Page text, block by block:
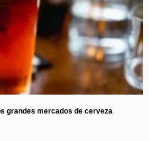
grandes mercados de cerveza